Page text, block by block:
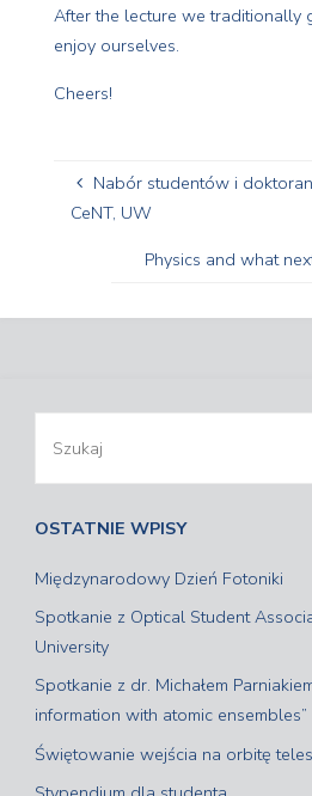
After the lecture we traditionally
enjoy ourselves.
Cheers!
Nabór studentów i
CeNT, UW
Physics and what
OSTATNIE WPISY
Międzynarodowy Dzień Fotoniki
Spotkanie z Optical Student
University
Spotkanie z dr. Michałem
information with atomic ensembles”
Świętowanie wejścia na orbitę